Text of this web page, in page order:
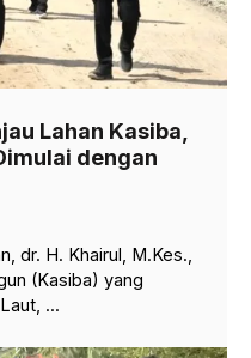
Lahan Kasiba,
dengan
dr. H. Khairul, M.Kes.,
(Kasiba) yang
...